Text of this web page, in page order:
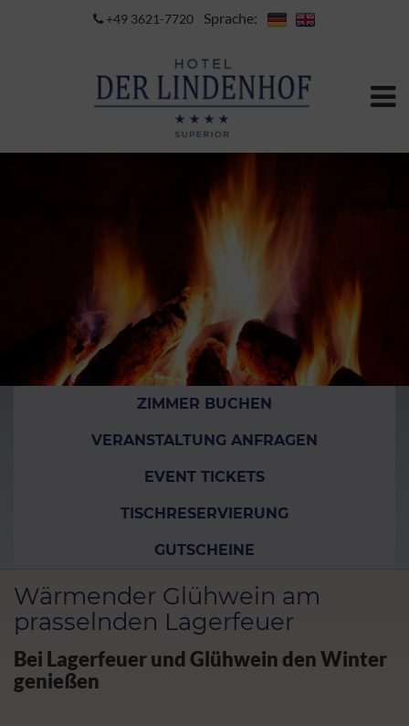
+49 3621-7720 Sprache:
ZIMMER BUCHEN
VERANSTALTUNG ANFRAGEN
EVENT TICKETS
TISCHRESERVIERUNG
GUTSCHEINE
Wärmender Glühwein am
prasselnden Lagerfeuer
Bei Lagerfeuer und Glühwein den Winter
genießen